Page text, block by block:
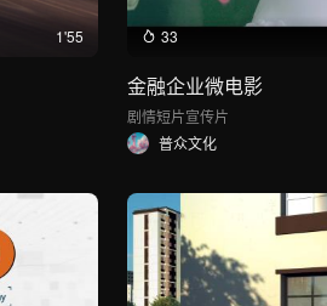
1'55 33
金融企业微电影
剧情短片宣传片
普众文化